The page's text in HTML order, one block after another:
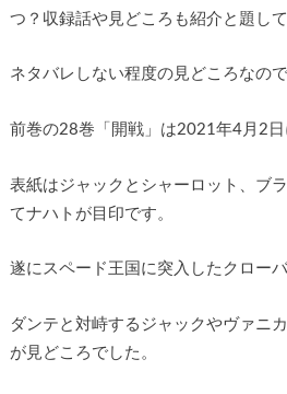
つ？収録話や見どころも紹介と題し
ネタバレしない程度の見どころなの
前巻の28巻「開戦」は2021年4月2日
表紙はジャックとシャーロット、ブ
てナハトが目印です。
遂にスペード王国に突入したクロー
ダンテと対峙するジャックやヴァニ
が見どころでした。